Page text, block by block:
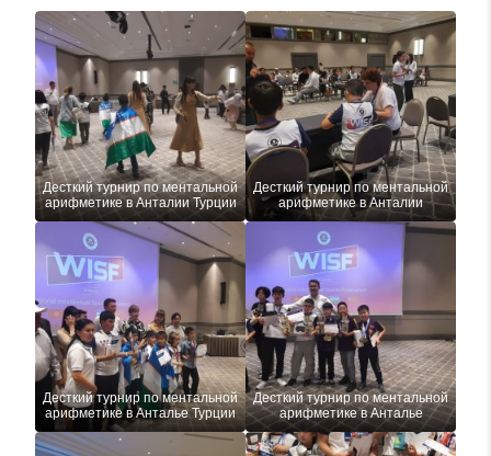
Десткий турнир по ментальной
арифметике в Анталии Турции
Десткий турнир по ментальной
арифметике в Анталии
Десткий турнир по ментальной
арифметике в Анталье Турции
Десткий турнир по ментальной
арифметике в Анталье